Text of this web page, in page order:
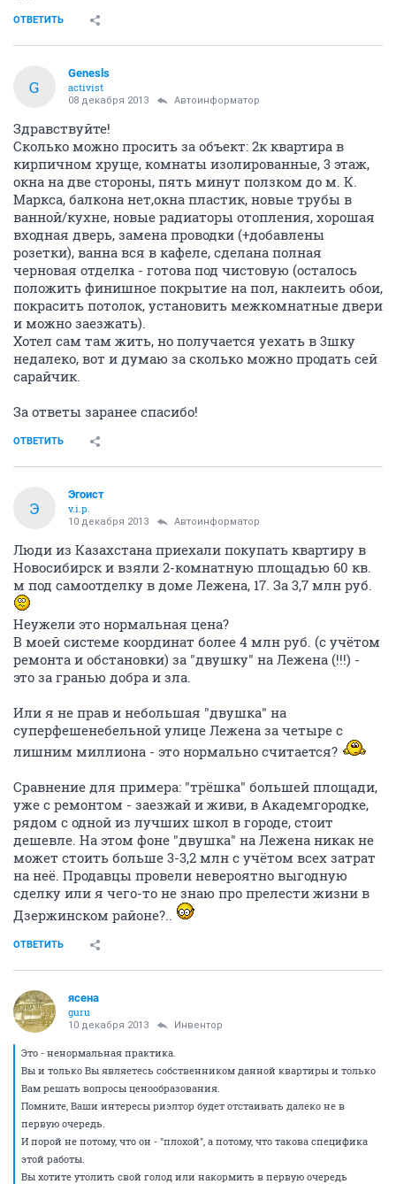
ОТВЕТИТЬ
G
Genesls
activist
08 декабря 2013 Автоинформатор
Здравствуйте!
Сколько можно просить за объект: 2к квартира в
кирпичном хруще, комнаты изолированные, 3 этаж,
окна на две стороны, пять минут ползком до м. К.
Маркса, балкона нет,окна пластик, новые трубы в
ванной/кухне, новые радиаторы отопления, хорошая
входная дверь, замена проводки (+добавлены
розетки), ванна вся в кафеле, сделана полная
черновая отделка - готова под чистовую (осталось
положить финишное покрытие на пол, наклеить обои,
покрасить потолок, установить межкомнатные двери
и можно заезжать).
Хотел сам там жить, но получается уехать в 3шку
недалеко, вот и думаю за сколько можно продать сей
сарайчик.
За ответы заранее спасибо!
ОТВЕТИТЬ
Э
Эгоист
v.i.p.
10 декабря 2013 Автоинформатор
Люди из Казахстана приехали покупать квартиру в
Новосибирск и взяли 2-комнатную площадью 60 кв.
м под самоотделку в доме Лежена, 17. За 3,7 млн руб.
Неужели это нормальная цена?
В моей системе координат более 4 млн руб. (с учётом
ремонта и обстановки) за "двушку" на Лежена (!!!) -
это за гранью добра и зла.
Или я не прав и небольшая "двушка" на
суперфешенебельной улице Лежена за четыре с
лишним миллиона - это нормально считается?
Сравнение для примера: "трёшка" большей площади,
уже с ремонтом - заезжай и живи, в Академгородке,
рядом с одной из лучших школ в городе, стоит
дешевле. На этом фоне "двушка" на Лежена никак не
может стоить больше 3-3,2 млн с учётом всех затрат
на неё. Продавцы провели невероятно выгодную
сделку или я чего-то не знаю про прелести жизни в
Дзержинском районе?..
ОТВЕТИТЬ
ясена
guru
10 декабря 2013 Инвентор
Это - ненормальная практика.
Вы и только Вы являетесь собственником данной квартиры и только
Вам решать вопросы ценообразования.
Помните, Ваши интересы риэлтор будет отстаивать далеко не в
первую очередь.
И порой не потому, что он - "плохой", а потому, что такова специфика
этой работы.
Вы хотите утолить свой голод или накормить в первую очередь